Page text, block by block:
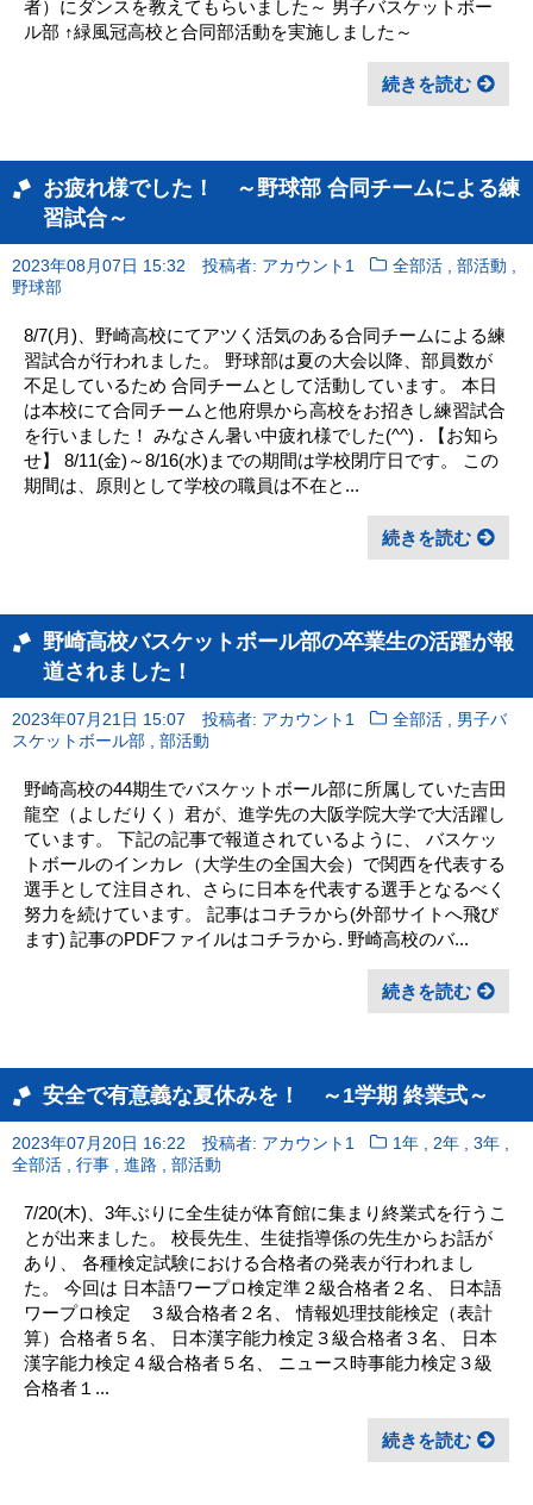
者）にダンスを教えてもらいました～ 男子バスケットボー
ル部 ↑緑風冠高校と合同部活動を実施しました～
続きを読む
お疲れ様でした！ ～野球部 合同チームによる練
習試合～
2023年08月07日 15:32 投稿者: アカウント1 全部活 ,部活動
野球部
8/7(月)、野崎高校にてアツく活気のある合同チームによる練
習試合が行われました。 野球部は夏の大会以降、部員数が
不足しているため 合同チームとして活動しています。 本日
は本校にて合同チームと他府県から高校をお招きし練習試合
を行いました！ みなさん暑い中疲れ様でした(^^) . 【お知ら
せ】 8/11(金)～8/16(水)までの期間は学校閉庁日です。 この
期間は、原則として学校の職員は不在と...
続きを読む
野崎高校バスケットボール部の卒業生の活躍が報
道されました！
2023年07月21日 15:07 投稿者: アカウント1 全部活
男子バ
スケットボール部
部活動
野崎高校の44期生でバスケットボール部に所属していた吉田
龍空（よしだりく）君が、進学先の大阪学院大学で大活躍し
ています。 下記の記事で報道されているように、 バスケッ
トボールのインカレ（大学生の全国大会）で関西を代表する
選手として注目され、さらに日本を代表する選手となるべく
努力を続けています。 記事はコチラから(外部サイトへ飛び
ます) 記事のPDFファイルはコチラから. 野崎高校のバ...
続きを読む
安全で有意義な夏休みを！ ～1学期 終業式～
2023年07月20日 16:22 投稿者: アカウント1 1年 2年 ,3年
全部活
行事 進路 部活動
7/20(木)、3年ぶりに全生徒が体育館に集まり終業式を行うこ
とが出来ました。 校長先生、生徒指導係の先生からお話が
あり、 各種検定試験における合格者の発表が行われまし
た。 今回は 日本語ワープロ検定準２級合格者２名、 日本語
ワープロ検定 ３級合格者２名、 情報処理技能検定（表計
算）合格者５名、 日本漢字能力検定３級合格者３名、 日本
漢字能力検定４級合格者５名、 ニュース時事能力検定３級
合格者１...
続きを読む